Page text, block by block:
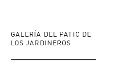
GALERÍA DEL PATIO DE
LOS JARDINEROS